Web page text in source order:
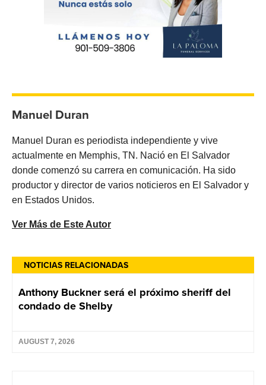
NOTICIAS RELACIONADAS
Anthony Buckner será el próximo sheriff del
condado de Shelby
AUGUST 7, 2026
Manuel Duran
Manuel Duran es periodista independiente y vive
actualmente en Memphis, TN. Nació en El Salvador
donde comenzó su carrera en comunicación. Ha sido
productor y director de varios noticieros en El Salvador y
en Estados Unidos.
Ver Más de Este Autor